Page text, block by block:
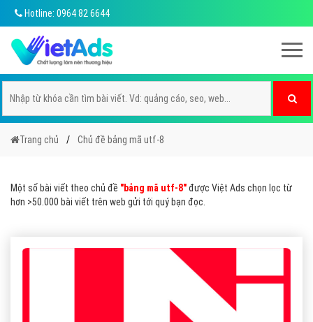
Hotline: 0964 82 6644
Trang chủ Chủ đề bảng mã utf-8
Một số bài viết theo chủ đề "bảng mã utf-8"được Việt Ads chọn lọc từ
hơn >50.000 bài viết trên web gửi tới quý bạn đọc.